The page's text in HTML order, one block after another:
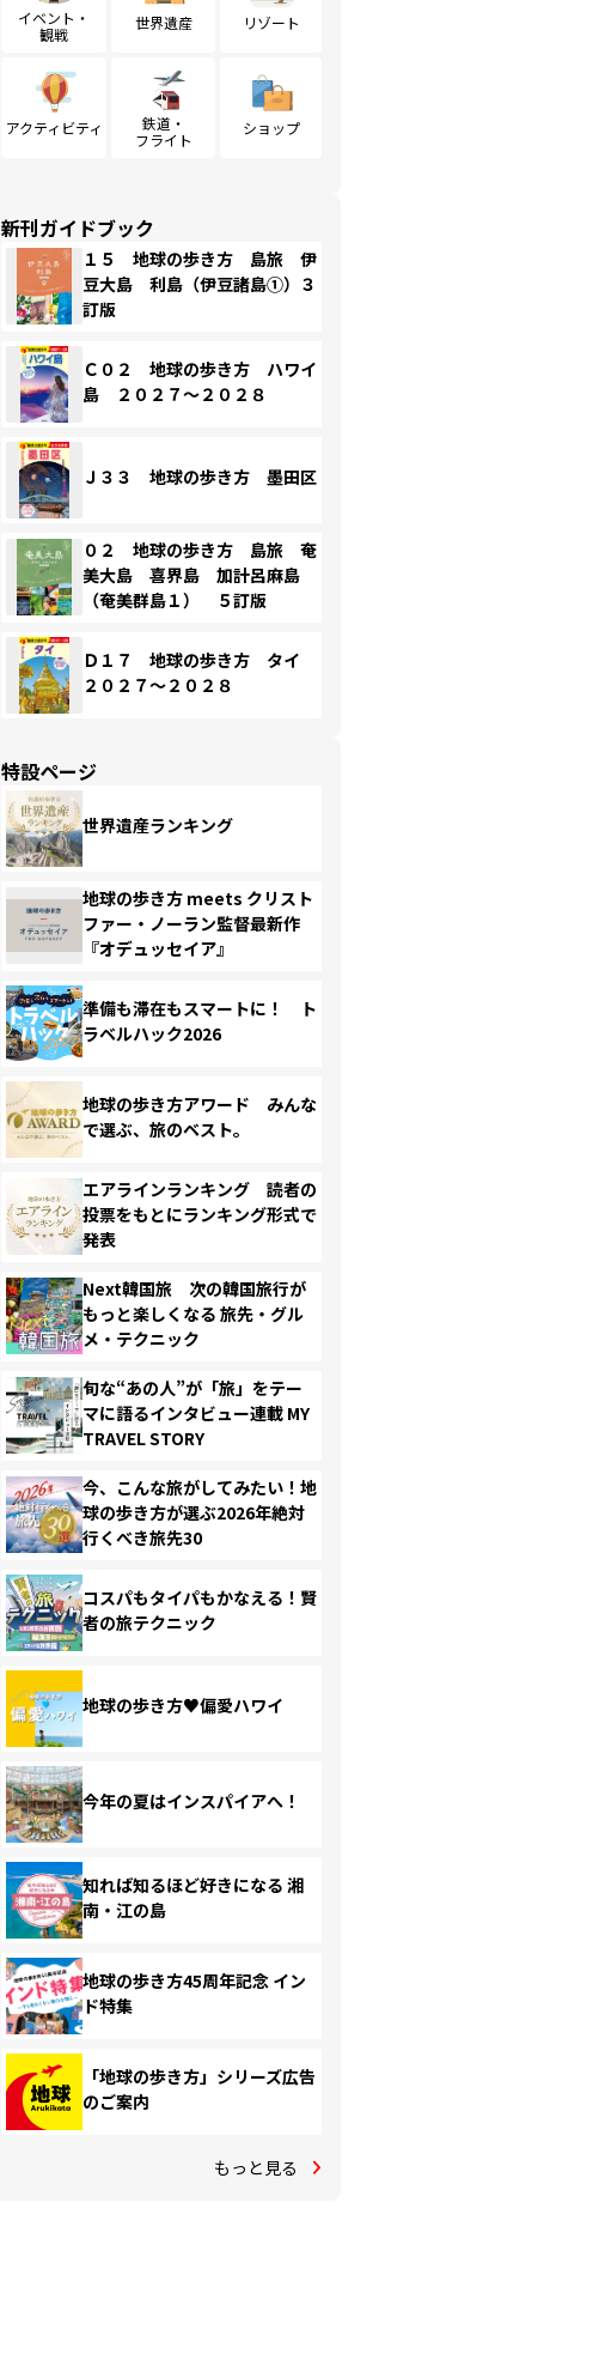
イベント・
観戦
世界遺産 リゾート
アクティビティ
鉄道・
フライト
ショップ
新刊ガイドブック
１５ 地球の歩き方 島旅 伊
豆大島 利島（伊豆諸島①）３
訂版
Ｃ０２ 地球の歩き方 ハワイ
島 ２０２７～２０２８
Ｊ３３ 地球の歩き方 墨田区
０２ 地球の歩き方 島旅 奄
美大島 喜界島 加計呂麻島
（奄美群島１） ５訂版
Ｄ１７ 地球の歩き方 タイ
２０２７～２０２８
特設ページ
世界遺産ランキング
地球の歩き方 meets クリスト
ファー・ノーラン監督最新作
『オデュッセイア』
準備も滞在もスマートに！ ト
ラベルハック2026
地球の歩き方アワード みんな
で選ぶ、旅のベスト。
エアラインランキング 読者の
投票をもとにランキング形式で
発表
Next韓国旅 次の韓国旅行が
もっと楽しくなる 旅先・グル
メ・テクニック
旬な“あの人”が「旅」をテー
マに語るインタビュー連載 MY
TRAVEL STORY
今、こんな旅がしてみたい！地
球の歩き方が選ぶ2026年絶対
行くべき旅先30
コスパもタイパもかなえる！賢
者の旅テクニック
地球の歩き方♥偏愛ハワイ
今年の夏はインスパイアへ！
知れば知るほど好きになる 湘
南・江の島
地球の歩き方45周年記念 イン
ド特集
「地球の歩き方」シリーズ広告
のご案内
もっと見る